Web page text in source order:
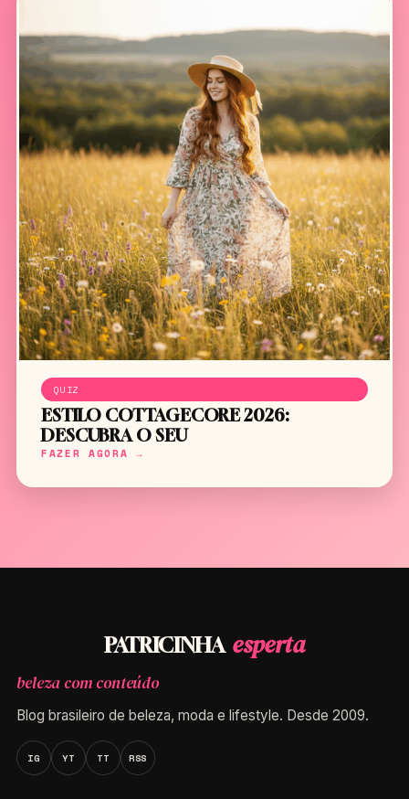
QUIZ
ESTILO COTTAGECORE 2026:
DESCUBRA O SEU
FAZER AGORA →
PATRICINHA esperta
beleza com conteúdo
Blog brasileiro de beleza, moda e lifestyle. Desde 2009.
IG YT TT RSS